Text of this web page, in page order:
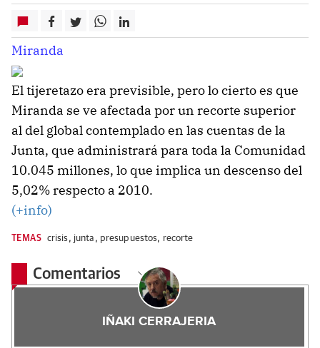
Miranda
El tijeretazo era previsible, pero lo cierto es que
Miranda se ve afectada por un recorte superior
al del global contemplado en las cuentas de la
Junta, que administrará para toda la Comunidad
10.045 millones, lo que implica un descenso del
5,02% respecto a 2010.
(+info)
TEMAS crisis, junta , presupuestos, recorte
Comentarios
IÑAKI CERRAJERIA